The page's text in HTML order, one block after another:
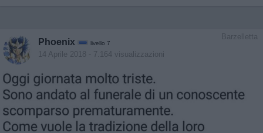
Barzelletta
Phoenix livello 7
14 Aprile 2018 - 7.164 visualizzazioni